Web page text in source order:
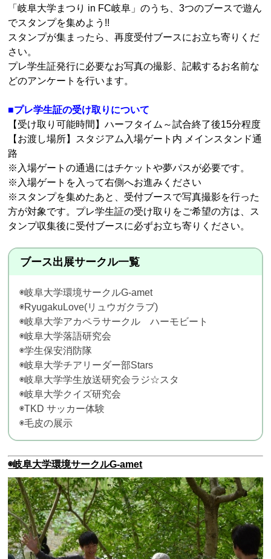
「岐阜大学まつり in FC岐阜」のうち、3つのブースで遊ん
でスタンプを集めよう!!
スタンプが集まったら、再度受付ブースにお立ち寄りくだ
さい。
プレ学生証発行に必要なお写真の撮影、記載するお名前な
どのアンケートを行います。
■プレ学生証の受け取りについて
【受け取り可能時間】ハーフタイム～試合終了後15分程度
【お渡し場所】スタジアム入場ゲート内 メインスタンド通
路
※入場ゲートの通過にはチケットや夢パスが必要です。
※入場ゲートを入って右側へお進みください
※スタンプを集めたあと、受付ブースで写真撮影を行った
方が対象です。プレ学生証の受け取りをご希望の方は、ス
タンプ収集後に受付ブースに必ずお立ち寄りください。
ブース出展サークル一覧
◉岐阜大学環境サークルG-amet
◉RyugakuLove(リュウガクラブ)
◉岐阜大学アカペラサークル ハーモビート
◉岐阜大学落語研究会
◉学生保安消防隊
◉岐阜大学チアリーダー部Stars
◉岐阜大学学生放送研究会ラジ☆スタ
◉岐阜大学クイズ研究会
◉TKD サッカー体験
◉毛皮の展示
◉岐阜大学環境サークルG-amet